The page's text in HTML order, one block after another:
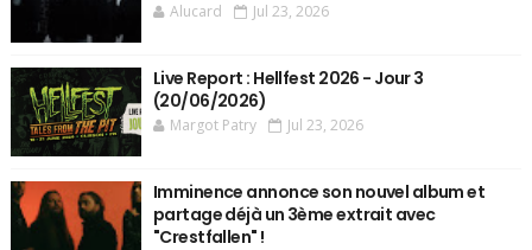
Alucard Jul 23, 2026
Live Report : Hellfest 2026 - Jour 3
(20/06/2026)
Margot Patry Jul 23, 2026
Imminence annonce son nouvel album et
partage déjà un 3ème extrait avec
"Crestfallen" !